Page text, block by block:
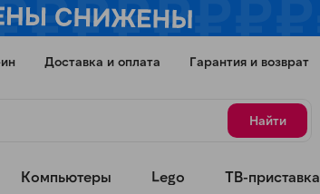
Доставка и оплата Гарантия и возврат
Найти
Компьютеры Lego ТВ-приставка